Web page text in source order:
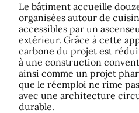
Le bâtiment accueille
organisées autour de
accessibles par un
extérieur. Grâce à cette
carbone du projet est
à une construction
ainsi comme un projet
que le réemploi ne rime
avec une architecture
durable.